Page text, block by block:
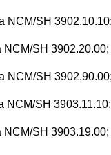
NCM/SH
SH 3902.20.00;
NCM/SH
NCM/SH 3903.11.10;
NCM/SH 3903.19.00;